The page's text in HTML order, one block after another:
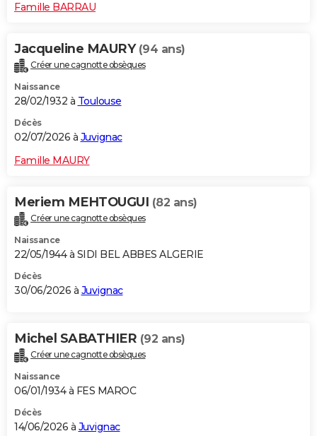
Famille BARRAU
Jacqueline MAURY (94 ans)
Créer une cagnotte obsèques
Naissance
28/02/1932 à Toulouse
Décès
02/07/2026 à Juvignac
Famille MAURY
Meriem MEHTOUGUI (82 ans)
Créer une cagnotte obsèques
Naissance
22/05/1944 à SIDI BEL ABBES ALGERIE
Décès
30/06/2026 à Juvignac
Michel SABATHIER (92 ans)
Créer une cagnotte obsèques
Naissance
06/01/1934 à FES MAROC
Décès
14/06/2026 à Juvignac